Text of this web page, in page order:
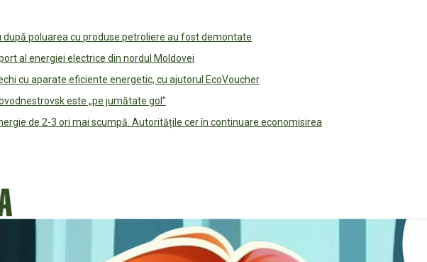
poluarea cu produse petroliere au fost demontate
al energiei electrice din nordul Moldovei
cu aparate eficiente energetic, cu ajutorul EcoVoucher
este „pe jumătate gol”
de 2-3 ori mai scumpă. Autoritățile cer în continuare economisirea